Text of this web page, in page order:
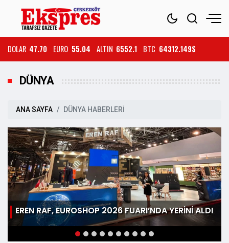
DOLAR 47.70 EURO 55.04 ALTIN 6552.1 BTC 64312.149$
DÜNYA
ANA SAYFA DÜNYA HABERLERİ
EREN RAF, EUROSHOP 2026 FUARI’NDA YERİNİ ALDI